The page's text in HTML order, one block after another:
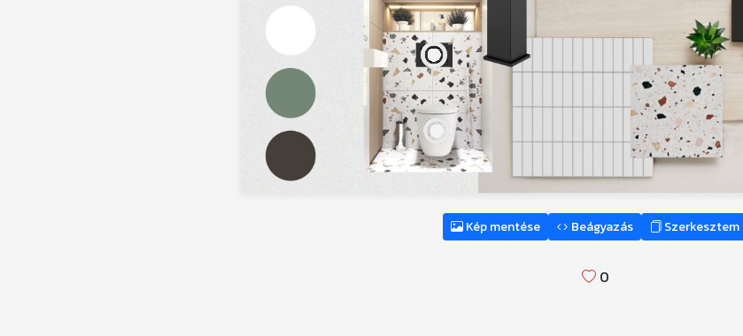
Kép mentése Beágyazás Szerkesztem
0